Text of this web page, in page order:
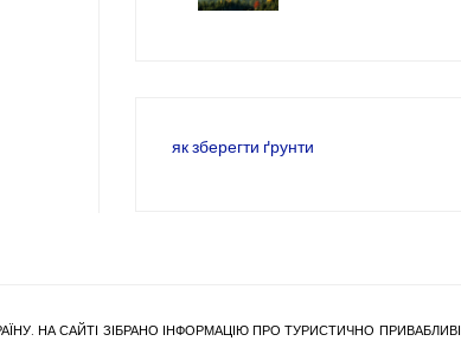
як зберегти ґрунти
НА САЙТІ ЗІБРАНО ІНФОРМАЦІЮ ПРО ТУРИСТИЧНО